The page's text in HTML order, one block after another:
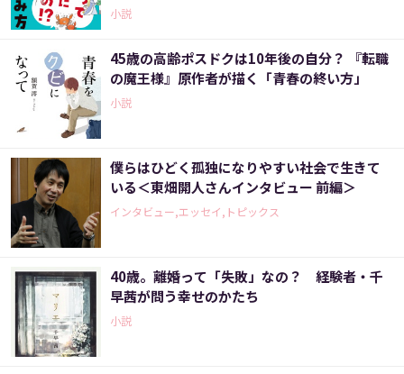
小説
45歳の高齢ポスドクは10年後の自分？ 『転職
の魔王様』原作者が描く「青春の終い方」
小説
僕らはひどく孤独になりやすい社会で生きて
いる＜東畑開人さんインタビュー 前編＞
インタビュー,エッセイ,トピックス
40歳。離婚って「失敗」なの？ 経験者・千
早茜が問う幸せのかたち
小説